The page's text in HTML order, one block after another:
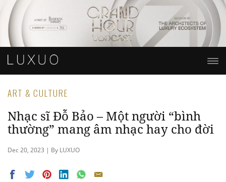
ART & CULTURE
Nhạc sĩ Đỗ Bảo – Một người “bình
thường” mang âm nhạc hay cho đời
Dec 20, 2023 | By LUXUO